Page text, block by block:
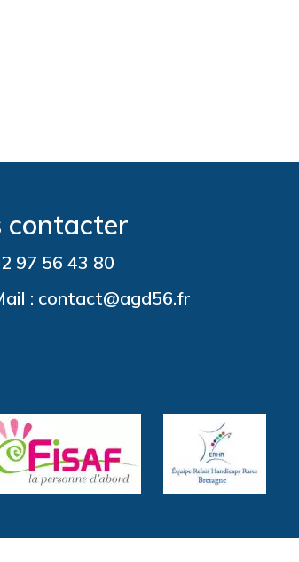
contacter
97 56 43 80
: contact@agd56.fr